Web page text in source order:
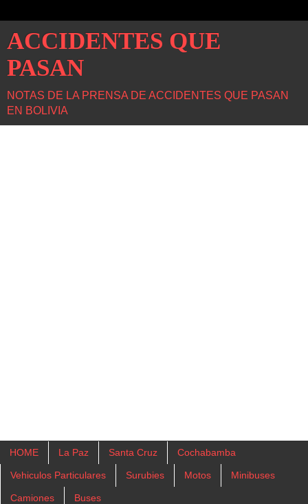
ACCIDENTES QUE
PASAN
NOTAS DE LA PRENSA DE ACCIDENTES QUE PASAN
EN BOLIVIA
HOME La Paz Santa Cruz Cochabamba
Vehiculos Particulares Surubies Motos Minibuses
Camiones Buses